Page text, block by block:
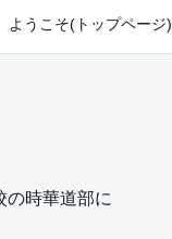
ようこそ(トップページ)
の時華道部に